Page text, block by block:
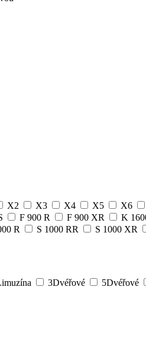
X2 X3 X4 X5 X6
F 900 R F 900 XR K
R
S 1000 RR S 1000 XR
3Dvéřové 5Dvéřové